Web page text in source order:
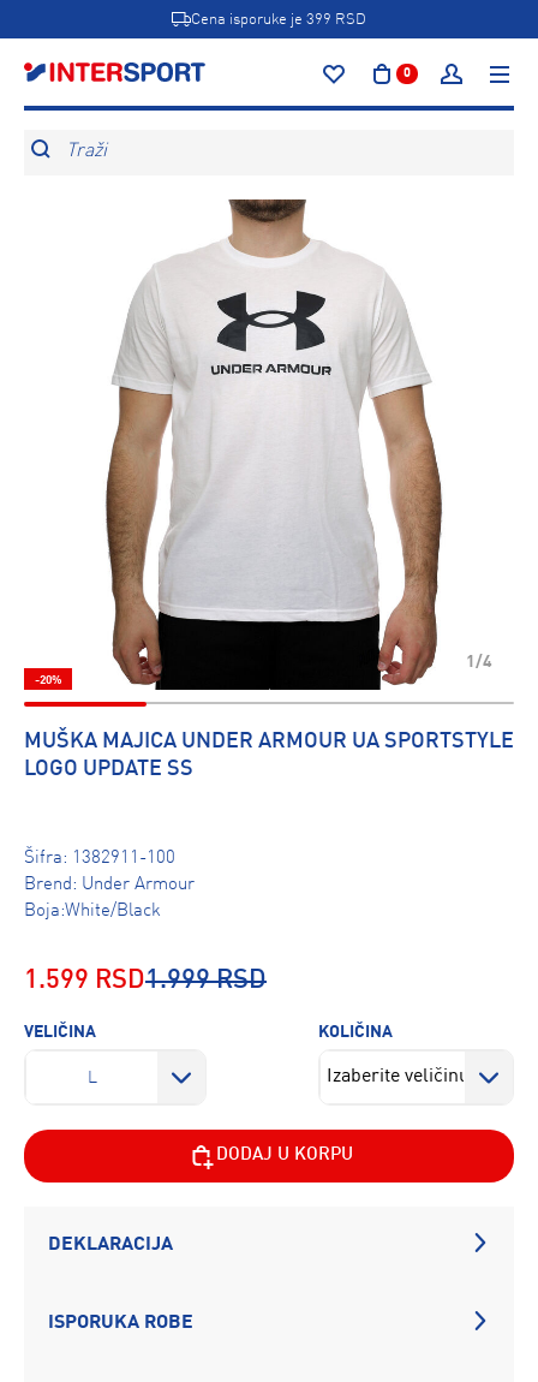
Cena isporuke je 399 RSD
0
Traži
1/4
-20%
MUŠKA MAJICA UNDER ARMOUR UA SPORTSTYLE
LOGO UPDATE SS
Šifra: 1382911-100
Brend: Under Armour
Boja:White/Black
1.599 RSD1.999 RSD
VELIČINA
L
KOLIČINA
DODAJ U KORPU
DEKLARACIJA
ISPORUKA ROBE